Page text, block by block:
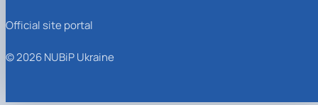
Official site portal
© 2026 NUBiP Ukraine